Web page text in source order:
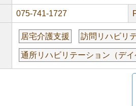
075-741-1727
居宅介護支援 訪問リハビリ
通所リハビリテーション（デイ